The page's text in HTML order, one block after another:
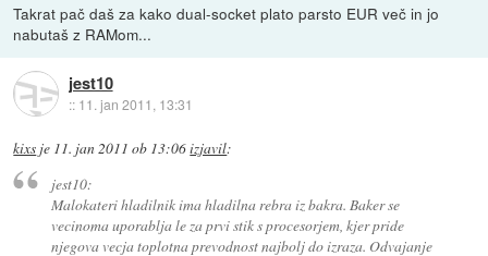
Takrat pač daš za kako dual-socket plato parsto EUR več in jo
nabutaš z RAMom...
jest10
:: 11. jan 2011, 13:31
kixs je 11. jan 2011 ob 13:06izjavil:
jest10:
Malokateri hladilnik ima hladilna rebra iz bakra. Baker se
vecinoma uporablja le za prvi stik s procesorjem, kjer pride
njegova vecja toplotna prevodnost najbolj do izraza. Odvajanje